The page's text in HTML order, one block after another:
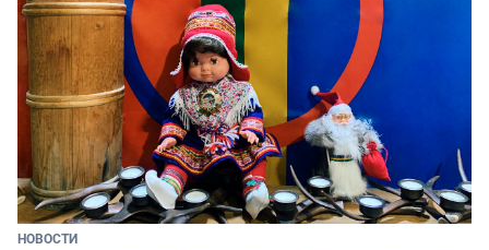
НОВОСТИ